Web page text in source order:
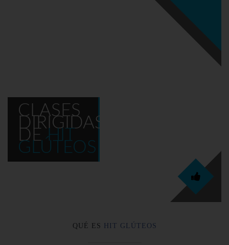
CLASES
DIRIGIDAS
DEHIT
GLÚTEOS
QUÉ ES HIT GLÚTEOS